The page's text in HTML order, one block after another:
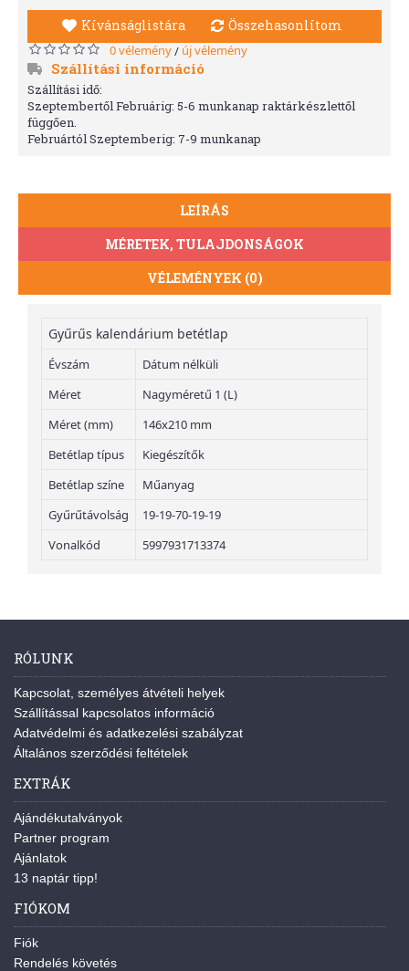
Kívánságlistára Összehasonlítom
0 vélemény/ új vélemény
Szállítási információ
Szállítási idő:
Szeptembertől Februárig: 5-6 munkanap raktárkészlettől
függően.
Februártól Szeptemberig: 7-9 munkanap
LEÍRÁS
MÉRETEK, TULAJDONSÁGOK
VÉLEMÉNYEK (0)
Gyűrűs kalendárium betétlap
Évszám
Dátum nélküli
Méret
Nagyméretű 1 (L)
Méret (mm)
146x210 mm
Betétlap típus
Kiegészítők
Betétlap színe
Műanyag
Gyűrűtávolság
19-19-70-19-19
Vonalkód
5997931713374
RÓLUNK
Kapcsolat, személyes átvételi helyek
Szállítással kapcsolatos információ
Adatvédelmi és adatkezelési szabályzat
Általános szerződési feltételek
EXTRÁK
Ajándékutalványok
Partner program
Ajánlatok
13 naptár tipp!
FIÓKOM
Fiók
Rendelés követés